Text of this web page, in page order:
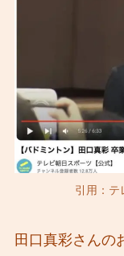
引用：
田口真彩さんの